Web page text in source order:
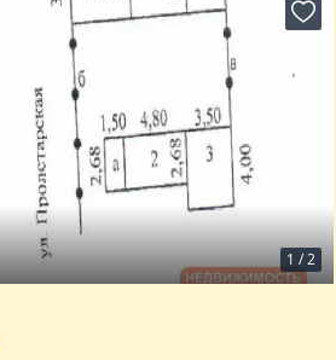
1 /2